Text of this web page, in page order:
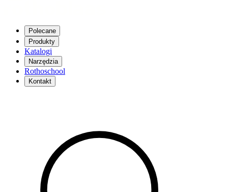
Polecane
Produkty
Katalogi
Narzędzia
Rothoschool
Kontakt